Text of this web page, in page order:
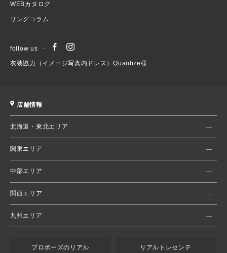
WEBカタログ
リングコラム
follow us
衣装協力（イメージ写真内ドレス）Quantize様
店舗情報
北海道・東北エリア
関東エリア
中部エリア
関西エリア
九州エリア
プロポーズのリアル リアルトレセンテ